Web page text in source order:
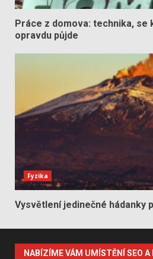
Práce z domova: technika, se
opravdu půjde
Fyzika
Vysvětlení jedinečné hádanky
NABÍZÍME VÁM UMÍSTĚNÍ SEO A